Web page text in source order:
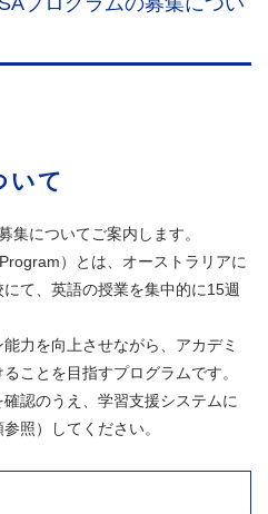
いて
集についてご案内します。
）とは、オーストラリアに
て、英語の授業を集中的に15週
力を向上させながら、アカデミ
ことを目指すプログラムです。
認のうえ、学習支援システムに
照）してください。